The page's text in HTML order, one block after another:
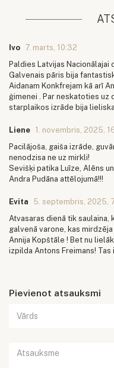
Ivo 7. marts, 10:32
Paldies Latvijas Nacionālajai
Galvenais pāris bija
Aidanam Konkfrejam kā arī
ģimenei . Par neskatoties uz
starplaikos izrāde bija
Liene 1. novembris, 2025,
Pacilājoša, gaiša izrāde,
nenodzisa ne uz mirkli!
Sevišķi patika Luīze, Alēns
Andra Pudāna attēlojumā!!!
Evita
5. septembris, 2025,
Atvasaras dienā tik saulaina,
galvenā varone, kas
Annija Kopštāle ! Bet nu
izpilda Antons Freimans! Tas
Pievienot atsauksmi